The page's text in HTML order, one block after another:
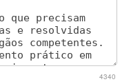
4340